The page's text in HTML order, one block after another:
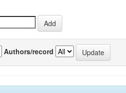
Authors/record